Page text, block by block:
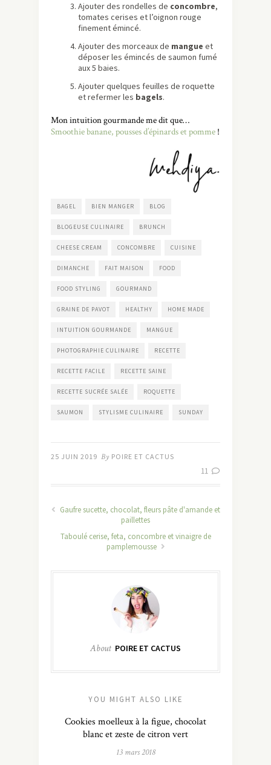
Ajouter des rondelles de concombre,
tomates cerises et l’oignon rouge
finement émincé.
Ajouter des morceaux de mangue et
déposer les émincés de saumon fumé
aux 5 baies.
Ajouter quelques feuilles de roquette
et refermer les bagels.
Mon intuition gourmande me dit que…
Smoothie banane, pousses d’épinards et pomme !
BAGEL BIEN MANGER BLOG
BLOGEUSE CULINAIRE BRUNCH
CHEESE CREAM CONCOMBRE CUISINE
DIMANCHE FAIT MAISON FOOD
FOOD STYLING GOURMAND
GRAINE DE PAVOT HEALTHY HOME MADE
INTUITION GOURMANDE MANGUE
PHOTOGRAPHIE CULINAIRE RECETTE
RECETTE FACILE RECETTE SAINE
RECETTE SUCRÉE SALÉE ROQUETTE
SAUMON STYLISME CULINAIRE SUNDAY
25 JUIN 2019 By POIRE ET CACTUS
11
Gaufre sucette, chocolat, fleurs pâte d'amande et
paillettes
Taboulé cerise, feta, concombre et vinaigre de
pamplemousse
About POIRE ET CACTUS
YOU MIGHT ALSO LIKE
Cookies moelleux à la figue, chocolat
blanc et zeste de citron vert
13 mars 2018